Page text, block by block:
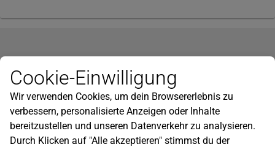
Newsletter
Infos zu neuen Produkten, Gartentipps und mehr findest du in
unserem Newsletter!
Jetzt anmelden
Cookie-Einwilligung
Wir verwenden Cookies, um dein Browsererlebnis zu
verbessern, personalisierte Anzeigen oder Inhalte
bereitzustellen und unseren Datenverkehr zu analysieren.
Durch Klicken auf "Alle akzeptieren" stimmst du der